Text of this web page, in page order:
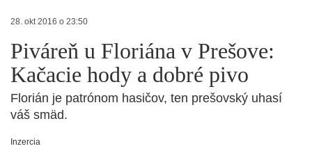
28. okt 2016 o 23:50
Piváreň u Floriána v Prešove:
Kačacie hody a dobré pivo
Florián je patrónom hasičov, ten prešovský uhasí
váš smäd.
Inzercia